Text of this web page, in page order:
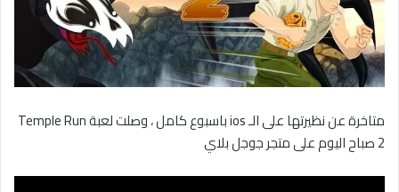
متاخرة عن نظيرتها على الـ ios باسبوع كامل ، وصلت لعبة Temple Run
2 صباح اليوم على متجر جوجل بلاي